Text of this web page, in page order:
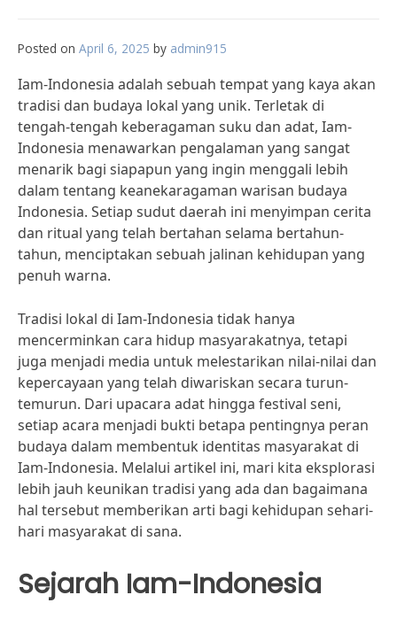
Posted on April 6, 2025 by admin915
Iam-Indonesia adalah sebuah tempat yang kaya akan
tradisi dan budaya lokal yang unik. Terletak di
tengah-tengah keberagaman suku dan adat, Iam-
Indonesia menawarkan pengalaman yang sangat
menarik bagi siapapun yang ingin menggali lebih
dalam tentang keanekaragaman warisan budaya
Indonesia. Setiap sudut daerah ini menyimpan cerita
dan ritual yang telah bertahan selama bertahun-
tahun, menciptakan sebuah jalinan kehidupan yang
penuh warna.
Tradisi lokal di Iam-Indonesia tidak hanya
mencerminkan cara hidup masyarakatnya, tetapi
juga menjadi media untuk melestarikan nilai-nilai dan
kepercayaan yang telah diwariskan secara turun-
temurun. Dari upacara adat hingga festival seni,
setiap acara menjadi bukti betapa pentingnya peran
budaya dalam membentuk identitas masyarakat di
Iam-Indonesia. Melalui artikel ini, mari kita eksplorasi
lebih jauh keunikan tradisi yang ada dan bagaimana
hal tersebut memberikan arti bagi kehidupan sehari-
hari masyarakat di sana.
Sejarah Iam-Indonesia